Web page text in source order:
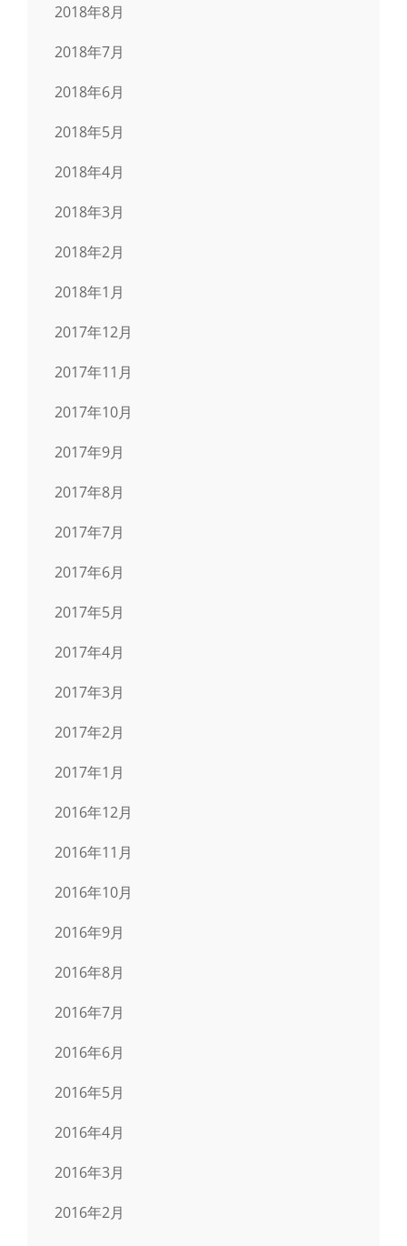
2018年8月
2018年7月
2018年6月
2018年5月
2018年4月
2018年3月
2018年2月
2018年1月
2017年12月
2017年11月
2017年10月
2017年9月
2017年8月
2017年7月
2017年6月
2017年5月
2017年4月
2017年3月
2017年2月
2017年1月
2016年12月
2016年11月
2016年10月
2016年9月
2016年8月
2016年7月
2016年6月
2016年5月
2016年4月
2016年3月
2016年2月